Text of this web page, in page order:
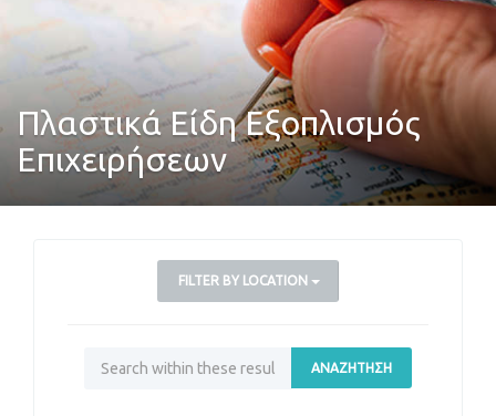
Πλαστικά Είδη Εξοπλισμός
Επιχειρήσεων
FILTER BY LOCATION
ΑΝΑΖΉΤΗΣΗ